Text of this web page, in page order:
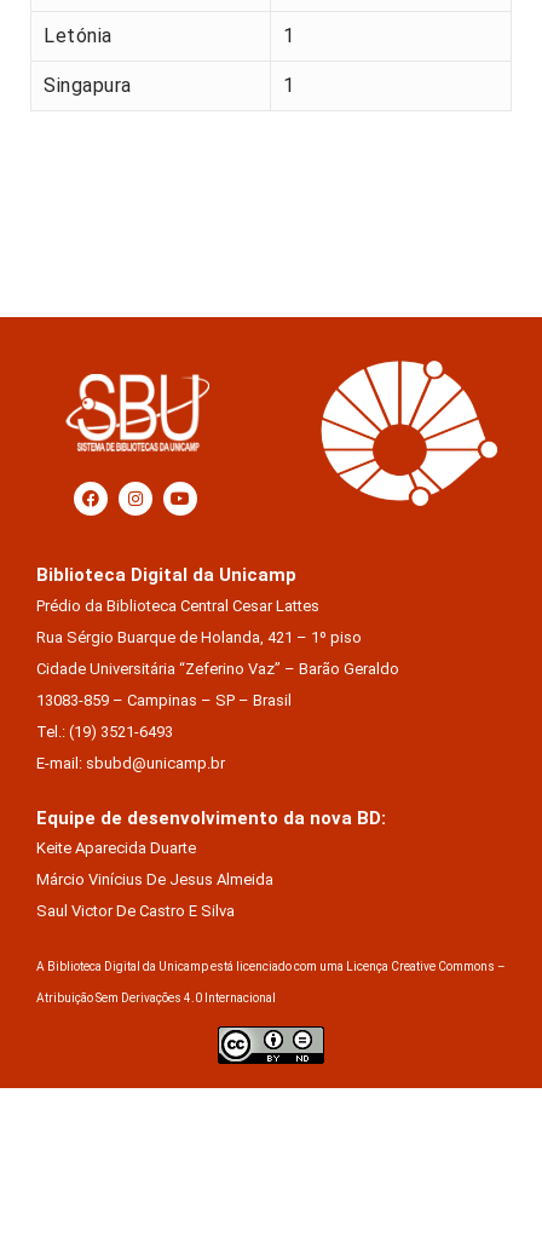
Letónia 1
Singapura 1
Biblioteca Digital da Unicamp
Prédio da Biblioteca Central Cesar Lattes
Rua Sérgio Buarque de Holanda, 421 – 1º piso
Cidade Universitária “Zeferino Vaz” – Barão Geraldo
13083-859 – Campinas – SP – Brasil
Tel.: (19) 3521-6493
E-mail: sbubd@unicamp.br
Equipe de desenvolvimento da nova BD:
Keite Aparecida Duarte
Márcio Vinícius De Jesus Almeida
Saul Victor De Castro E Silva
A Biblioteca Digital da Unicamp está licenciado com uma Licença Creative Commons –
Atribuição Sem Derivações 4.0 Internacional